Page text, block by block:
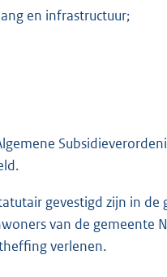
en infrastructuur;
gevestigd zijn in
van de gemeente
verlenen.